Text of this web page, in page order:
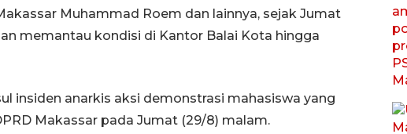
Muhammad Roem dan lainnya, sejak Jumat
memantau kondisi di Kantor Balai Kota hingga
insiden anarkis aksi demonstrasi mahasiswa yang
Makassar pada Jumat (29/8) malam.